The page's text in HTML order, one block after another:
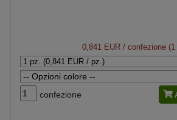
0,841 EUR/ confezione (1
confezione